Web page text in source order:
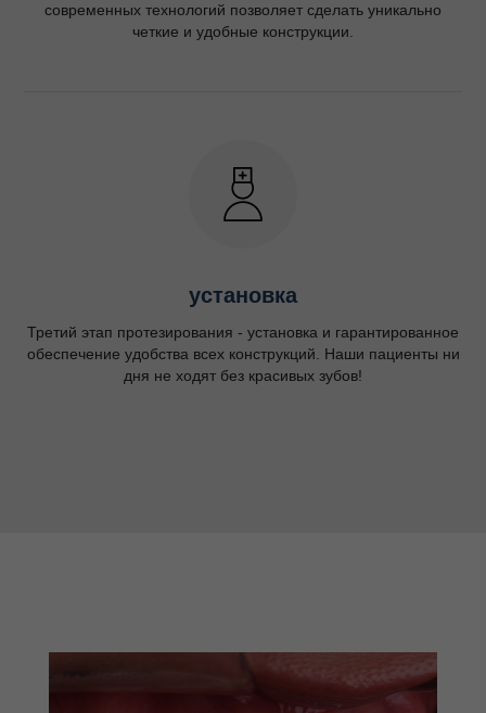
современных технологий позволяет сделать уникально
четкие и удобные конструкции.
установка
Третий этап протезирования - установка и гарантированное
обеспечение удобства всех конструкций. Наши пациенты ни
дня не ходят без красивых зубов!